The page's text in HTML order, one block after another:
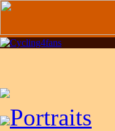
Portraits